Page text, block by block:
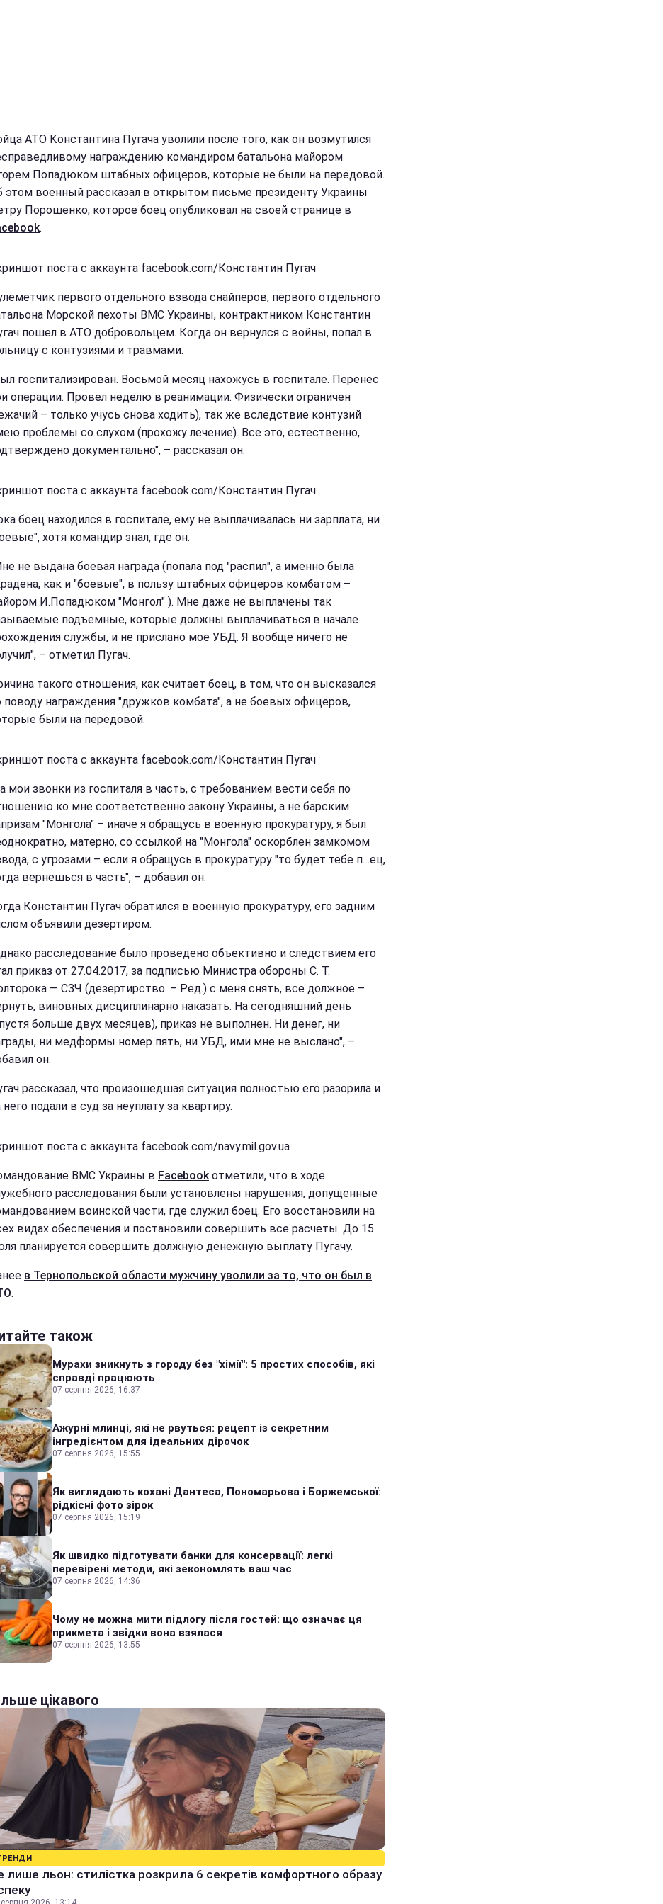
АТО Константина Пугача уволили после того, как он возмутился
награждению командиром батальона майором
Попадюком штабных офицеров, которые не были на передовой.
этом военный рассказал в открытом письме президенту Украины
Порошенко, которое боец опубликовал на своей странице в
.
поста с аккаунта facebook.com/Константин Пугач
первого отдельного взвода снайперов, первого отдельного
Морской пехоты ВМС Украины, контрактником Константин
пошел в АТО добровольцем. Когда он вернулся с войны, попал в
с контузиями и травмами.
госпитализирован. Восьмой месяц нахожусь в госпитале. Перенес
операции. Провел неделю в реанимации. Физически ограничен
– только учусь снова ходить), так же вследствие контузий
проблемы со слухом (прохожу лечение). Все это, естественно,
документально", – рассказал он.
поста с аккаунта facebook.com/Константин Пугач
боец находился в госпитале, ему не выплачивалась ни зарплата, ни
хотя командир знал, где он.
не выдана боевая награда (попала под "распил", а именно была
как и "боевые", в пользу штабных офицеров комбатом –
И.Попадюком "Монгол" ). Мне даже не выплачены так
подъемные, которые должны выплачиваться в начале
службы, и не прислано мое УБД. Я вообще ничего не
– отметил Пугач.
такого отношения, как считает боец, в том, что он высказался
поводу награждения "дружков комбата", а не боевых офицеров,
были на передовой.
поста с аккаунта facebook.com/Константин Пугач
мои звонки из госпиталя в часть, с требованием вести себя по
ко мне соответственно закону Украины, а не барским
"Монгола" – иначе я обращусь в военную прокуратуру, я был
матерно, со ссылкой на "Монгола" оскорблен замкомом
с угрозами – если я обращусь в прокуратуру "то будет тебе п…ец,
вернешься в часть", – добавил он.
Константин Пугач обратился в военную прокуратуру, его задним
объявили дезертиром.
расследование было проведено объективно и следствием его
приказ от 27.04.2017, за подписью Министра обороны С. Т.
— СЗЧ (дезертирство. – Ред.) с меня снять, все должное –
виновных дисциплинарно наказать. На сегодняшний день
больше двух месяцев), приказ не выполнен. Ни денег, ни
ни медформы номер пять, ни УБД, ими мне не выслано", –
он.
рассказал, что произошедшая ситуация полностью его разорила и
него подали в суд за неуплату за квартиру.
поста с аккаунта facebook.com/navy.mil.gov.ua
ВМС Украины в Facebookотметили, что в ходе
расследования были установлены нарушения, допущенные
воинской части, где служил боец. Его восстановили на
видах обеспечения и постановили совершить все расчеты. До 15
планируется совершить должную денежную выплату Пугачу.
в Тернопольской области мужчину уволили за то, что он был в
.
також
Мурахи зникнуть з городу без "хімії": 5 простих способів, які
справді працюють
07 серпня 2026, 16:37
Ажурні млинці, які не рвуться: рецепт із секретним
інгредієнтом для ідеальних дірочок
07 серпня 2026, 15:55
Як виглядають кохані Дантеса, Пономарьова і Боржемської:
рідкісні фото зірок
07 серпня 2026, 15:19
Як швидко підготувати банки для консервації: легкі
перевірені методи, які зекономлять ваш час
07 серпня 2026, 14:36
Чому не можна мити підлогу після гостей: що означає ця
прикмета і звідки вона взялася
07 серпня 2026, 13:55
цікавого
лише льон: стилістка розкрила 6 секретів комфортного образу